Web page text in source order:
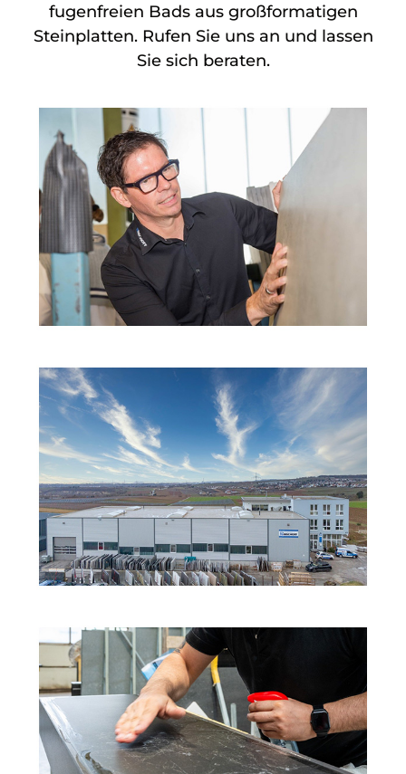
fugenfreien Bads aus großformatigen
Steinplatten. Rufen Sie uns an und lassen
Sie sich beraten.